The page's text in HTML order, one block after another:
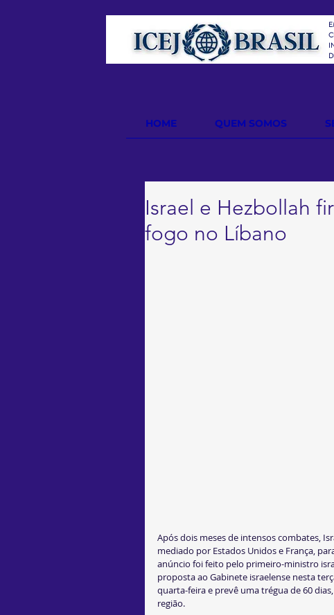
HOME QUEM SOMOS
Israel e Hezbollah
fogo no Líbano
Após dois meses de intensos combates,
mediado por Estados Unidos e França,
anúncio foi feito pelo primeiro-ministro
proposta ao Gabinete israelense nesta
quarta-feira e prevê uma trégua de 60
região.